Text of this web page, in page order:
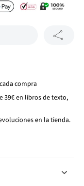
compra
39€ en libros de texto,
en la tienda.